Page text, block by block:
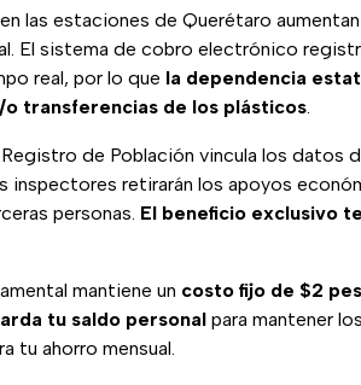
las estaciones de Querétaro aumentan
El sistema de cobro electrónico
real, por lo que la dependencia
o transferencias de los plásticos.
de Población vincula los datos
inspectores retirarán los apoyos
personas. El beneficio exclusivo
mantiene un costo fijo de $2
tu saldo personal para mantener
tu ahorro mensual.